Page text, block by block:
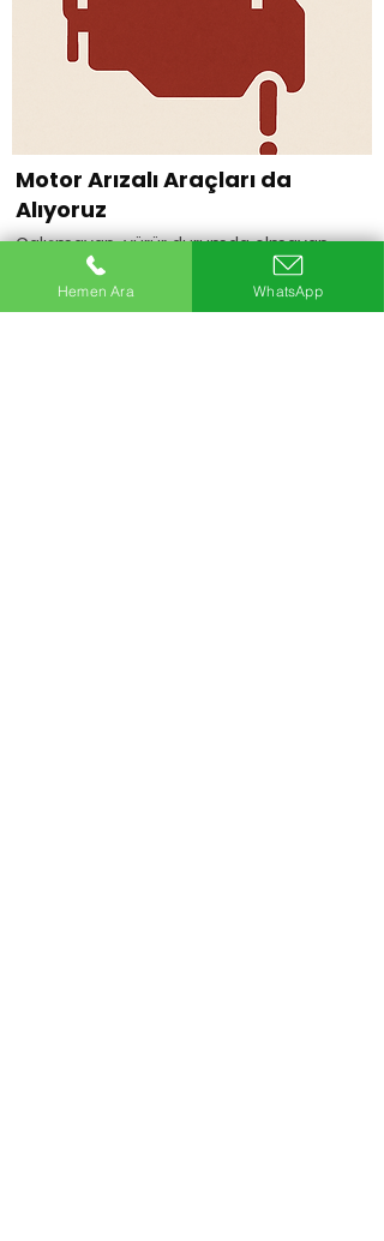
Motor Arızalı Araçları da
Alıyoruz
Çalışmayan, yürür durumda olmayan
veya motoru arızalı araçlarınızı da
değerlendiriyoruz.
Hemen Ara WhatsApp